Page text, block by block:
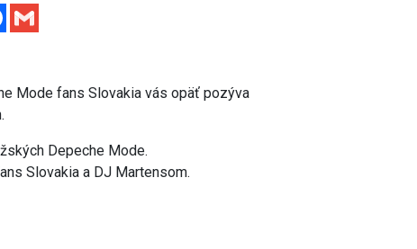
Facebook
Mode fans Slovakia vás opäť pozýva
Depeche Mode.
Slovakia a DJ Martensom.